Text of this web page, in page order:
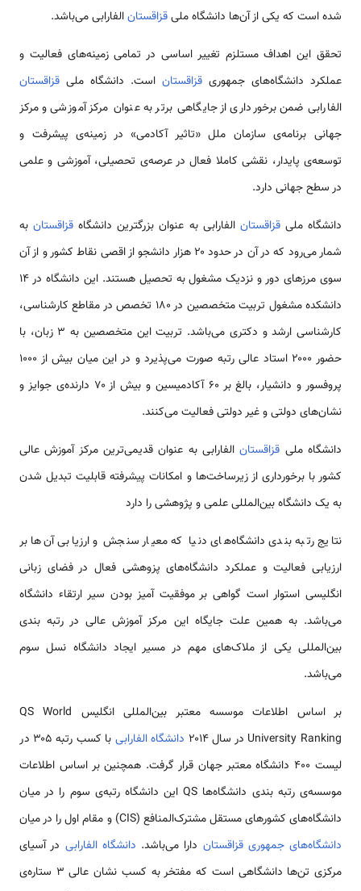
شده است که یکی از آن‌ها دانشگاه ملیقزاقستانالفارابی می‌باشد.
تحقق این اهداف مستلزم تغییر اساسی در تمامی زمینه‌های فعالیت و
عملکرد دانشگاه‌های جمهوری قزاقستان است. دانشگاه ملی قزاقستان
الفارابی ضمن برخورداری از جایگاهی برتر به عنوان مرکز آموزشی و مرکز
جهانی برنامه‌ی سازمان ملل «تاثیر آکادمی» در زمینه‌ی پیشرفت و
توسعه‌ی پایدار، نقشی کاملا فعال در عرصه‌ی تحصیلی، آموزشی و علمی
در سطح جهانی دارد.
دانشگاه ملیقزاقستان الفارابی به عنوان بزرگترین دانشگاه قزاقستانبه
شمار می‌رود که در آن در حدود ۲۰ هزار دانشجو از اقصی نقاط کشور و از آن
سوی مرزهای دور و نزدیک مشغول به تحصیل هستند. این دانشگاه در ۱۴
دانشکده مشغول تربیت متخصصین در ۱۸۰ تخصص در مقاطع کارشناسی،
کارشناسی ارشد و دکتری می‌باشد. تربیت این متخصصین به ۳ زبان، با
حضور ۲۰۰۰ استاد عالی رتبه صورت می‌پذیرد و در این میان بیش از ۱۰۰۰
پروفسور و دانشیار، بالغ بر ۶۰ آکادمیسین و بیش از ۷۰ دارنده‌ی جوایز و
نشان‌های دولتی و غیر دولتی فعالیت می‌کنند.
دانشگاه ملی قزاقستانالفارابی به عنوان قدیمی‌ترین مرکز آموزش عالی
کشور با برخورداری از زیرساخت‌ها و امکانات پیشرفته قابلیت تبدیل شدن
به یک دانشگاه بین‌المللی علمی و پژوهشی را دارد
نتایج رتبه بندی دانشگاه‌های دنیا که معیار سنجش و ارزیابی آن‌ها بر
ارزیابی فعالیت و عملکرد دانشگاه‌های پزوهشی فعال در فضای زبانی
انگلیسی استوار است گواهی بر موفقیت آمیز بودن سیر ارتقاء دانشگاه
می‌باشد. به همین علت جایگاه این مرکز آموزش عالی در رتبه بندی
بین‌المللی یکی از ملاک‌های مهم در مسیر ایجاد دانشگاه نسل سوم
می‌باشد.
بر اساس اطلاعات موسسه معتبر بین‌المللی انگلیس QS World
University Ranking در سال ۲۰۱۴
دانشگاه الفارابی
با کسب رتبه ۳۰۵ در
لیست ۴۰۰ دانشگاه معتبر جهان قرار گرفت. همچنین بر اساس اطلاعات
موسسه‌ی رتبه بندی دانشگاه‌ها QS این دانشگاه رتبه‌ی سوم را در میان
دانشگاه‌های کشورهای مستقل مشترک‌المنافع (CIS) و مقام اول را در میان
دانشگاه‌های جمهوری قزاقستان دارا می‌باشد. دانشگاه الفارابی در آسیای
مرکزی تن‌ها دانشگاهی است که مفتخر به کسب نشان عالی ۳ ستاره‌ی